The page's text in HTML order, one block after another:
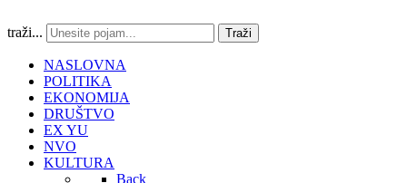
traži... Traži
NASLOVNA
POLITIKA
EKONOMIJA
DRUŠTVO
EX YU
NVO
KULTURA
Back